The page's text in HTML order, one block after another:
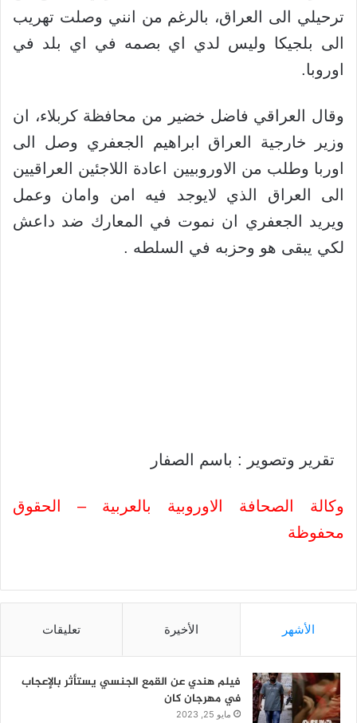
ترحيلي الى العراق، بالرغم من انني وصلت تهريب
الى بلجيكا وليس لدي اي بصمه في اي بلد في
اوروبا.
وقال العراقي فاضل خضير من محافظة كربلاء، ان
وزير خارجية العراق ابراهيم الجعفري وصل الى
اوربا وطلب من الاوروبيين اعادة اللاجئين العراقيين
الى العراق الذي لايوجد فيه امن وامان وعمل
ويريد الجعفري ان نموت في المعارك ضد داعش
لكي يبقى هو وحزبه في السلطه .
تقرير وتصوير : باسم الصفار
وكالة الصحافة الاوروبية بالعربية – الحقوق
محفوظة
الأشهر الأخيرة تعليقات
فيلم هندي عن القمع الجنسي يستأثر بالإعجاب
في مهرجان كان
مايو 25, 2023